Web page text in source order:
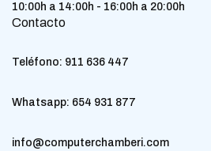
10:00h a 14:00h - 16:00h a 20:00h
Contacto
Teléfono: 911 636 447
Whatsapp: 654 931 877
info@computerchamberi.com